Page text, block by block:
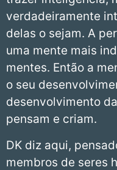
verdadeiramente
delas o sejam. A
uma mente mais
mentes. Então a
o seu
desenvolvimento
pensam e criam.
DK diz aqui,
membros de seres